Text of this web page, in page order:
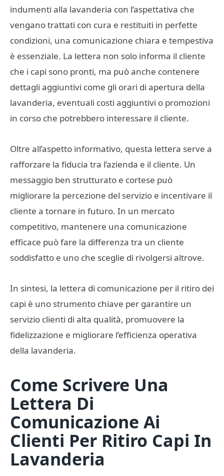
indumenti alla lavanderia con l’aspettativa che
vengano trattati con cura e restituiti in perfette
condizioni, una comunicazione chiara e tempestiva
è essenziale. La lettera non solo informa il cliente
che i capi sono pronti, ma può anche contenere
dettagli aggiuntivi come gli orari di apertura della
lavanderia, eventuali costi aggiuntivi o promozioni
in corso che potrebbero interessare il cliente.
Oltre all’aspetto informativo, questa lettera serve a
rafforzare la fiducia tra l’azienda e il cliente. Un
messaggio ben strutturato e cortese può
migliorare la percezione del servizio e incentivare il
cliente a tornare in futuro. In un mercato
competitivo, mantenere una comunicazione
efficace può fare la differenza tra un cliente
soddisfatto e uno che sceglie di rivolgersi altrove.
In sintesi, la lettera di comunicazione per il ritiro dei
capi è uno strumento chiave per garantire un
servizio clienti di alta qualità, promuovere la
fidelizzazione e migliorare l’efficienza operativa
della lavanderia.
Come Scrivere Una
Lettera Di
Comunicazione Ai
Clienti Per Ritiro Capi In
Lavanderia